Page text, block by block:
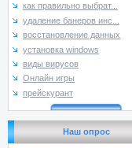
как правильно выбрат...
удаление банеров инс...
восстановление данных
установка windows
виды вирусов
Онлайн игры
прейскурант
Наш опрос